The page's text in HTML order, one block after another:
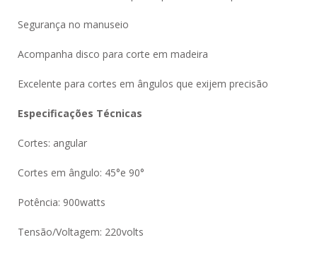
Segurança no manuseio
Acompanha disco para corte em madeira
Excelente para cortes em ângulos que exijem precisão
Especificações Técnicas
Cortes: angular
Cortes em ângulo: 45°e 90°
Potência: 900watts
Tensão/Voltagem: 220volts